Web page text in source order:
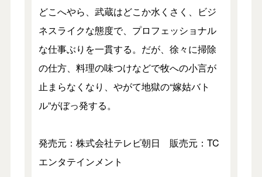
どこへやら、武蔵はどこか水くさく、ビジ
ネスライクな態度で、プロフェッショナル
な仕事ぶりを一貫する。だが、徐々に掃除
の仕方、料理の味つけなどで牧への小言が
止まらなくなり、やがて地獄の“嫁姑バト
ル”がぼっ発する。
発売元：株式会社テレビ朝日 販売元：TC
エンタテインメント